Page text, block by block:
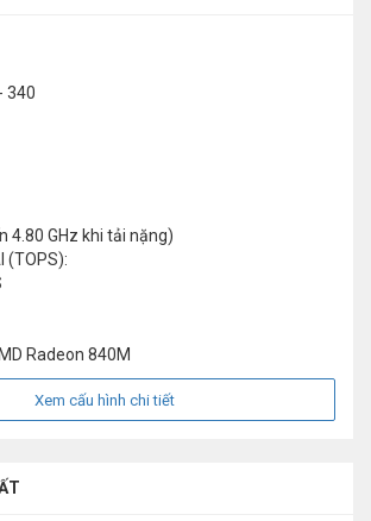
340
4.80 GHz khi tải nặng)
(TOPS):
Radeon 840M
Xem cấu hình chi tiết